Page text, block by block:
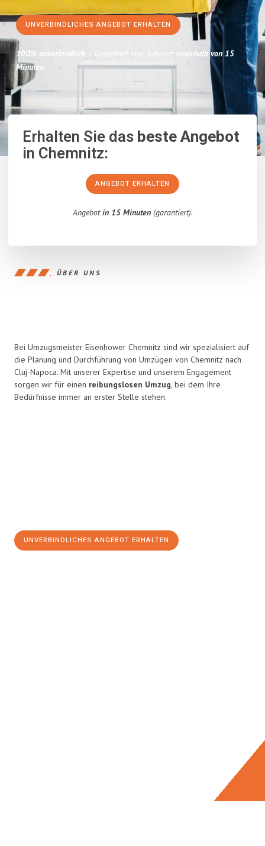
UNVERBINDLICHES ANGEBOT ERHALTEN
100% unverbindlich – Garantiert eine Antwort innerhalb von 15
Minuten.
Erhalten Sie dasbeste Angebot
in Chemnitz:
ANGEBOT ERHALTEN
Angebotin 15 Minuten(garantiert).
ÜBER UNS
Bei Umzugsmeister Eisenhower Chemnitz sind wir spezialisiert auf
die Planung und Durchführung von Umzügen von Chemnitz nach
Cluj-Napoca. Mit unserer Expertise und unserem Engagement
sorgen wir für einen reibungslosen Umzug, bei dem Ihre
Bedürfnisse immer an erster Stelle stehen.
UNVERBINDLICHES ANGEBOT ERHALTEN